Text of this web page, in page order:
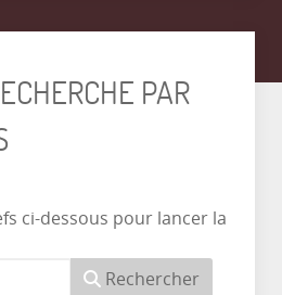
PAR
ci-dessous pour lancer la
Rechercher